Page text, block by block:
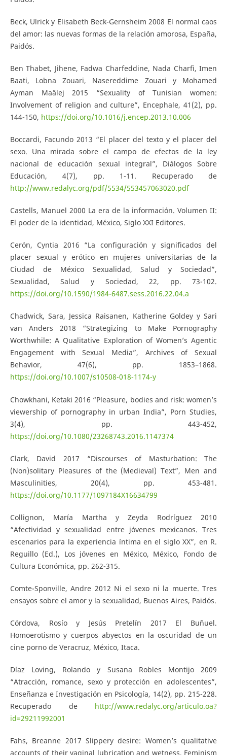
Beck, Ulrick y Elisabeth Beck-Gernsheim 2008 El normal caos
del amor: las nuevas formas de la relación amorosa, España,
Paidós.
Ben Thabet, Jihene, Fadwa Charfeddine, Nada Charfi, Imen
Baati, Lobna Zouari, Nasereddime Zouari y Mohamed
Ayman Maâlej 2015 “Sexuality of Tunisian women:
Involvement of religion and culture”, Encephale, 41(2), pp.
144-150, https://doi.org/10.1016/j.encep.2013.10.006
Boccardi, Facundo 2013 “El placer del texto y el placer del
sexo. Una mirada sobre el campo de efectos de la ley
nacional de educación sexual integral”, Diálogos Sobre
Educación, 4(7), pp. 1-11. Recuperado de
http://www.redalyc.org/pdf/5534/553457063020.pdf
Castells, Manuel 2000 La era de la información. Volumen II:
El poder de la identidad, México, Siglo XXI Editores.
Cerón, Cyntia 2016 “La configuración y significados del
placer sexual y erótico en mujeres universitarias de la
Ciudad de México Sexualidad, Salud y Sociedad”,
Sexualidad, Salud y Sociedad, 22, pp. 73-102.
https://doi.org/10.1590/1984-6487.sess.2016.22.04.a
Chadwick, Sara, Jessica Raisanen, Katherine Goldey y Sari
van Anders 2018 “Strategizing to Make Pornography
Worthwhile: A Qualitative Exploration of Women’s Agentic
Engagement with Sexual Media”, Archives of Sexual
Behavior, 47(6), pp. 1853–1868.
https://doi.org/10.1007/s10508-018-1174-y
Chowkhani, Ketaki 2016 “Pleasure, bodies and risk: women’s
viewership of pornography in urban India”, Porn Studies,
3(4), pp. 443-452,
https://doi.org/10.1080/23268743.2016.1147374
Clark, David 2017 “Discourses of Masturbation: The
(Non)solitary Pleasures of the (Medieval) Text”, Men and
Masculinities, 20(4), pp. 453-481.
https://doi.org/10.1177/1097184X16634799
Collignon, María Martha y Zeyda Rodríguez 2010
“Afectividad y sexualidad entre jóvenes mexicanos. Tres
escenarios para la experiencia íntima en el siglo XX”, en R.
Reguillo (Ed.), Los jóvenes en México, México, Fondo de
Cultura Económica, pp. 262-315.
Comte-Sponville, Andre 2012 Ni el sexo ni la muerte. Tres
ensayos sobre el amor y la sexualidad, Buenos Aires, Paidós.
Córdova, Rosío y Jesús Pretelín 2017 El Buñuel.
Homoerotismo y cuerpos abyectos en la oscuridad de un
cine porno de Veracruz, México, Itaca.
Díaz Loving, Rolando y Susana Robles Montijo 2009
“Atracción, romance, sexo y protección en adolescentes”,
Enseñanza e Investigación en Psicología, 14(2), pp. 215-228.
Recuperado de http://www.redalyc.org/articulo.oa?
id=29211992001
Fahs, Breanne 2017 Slippery desire: Women’s qualitative
accounts of their vaginal lubrication and wetness, Feminism